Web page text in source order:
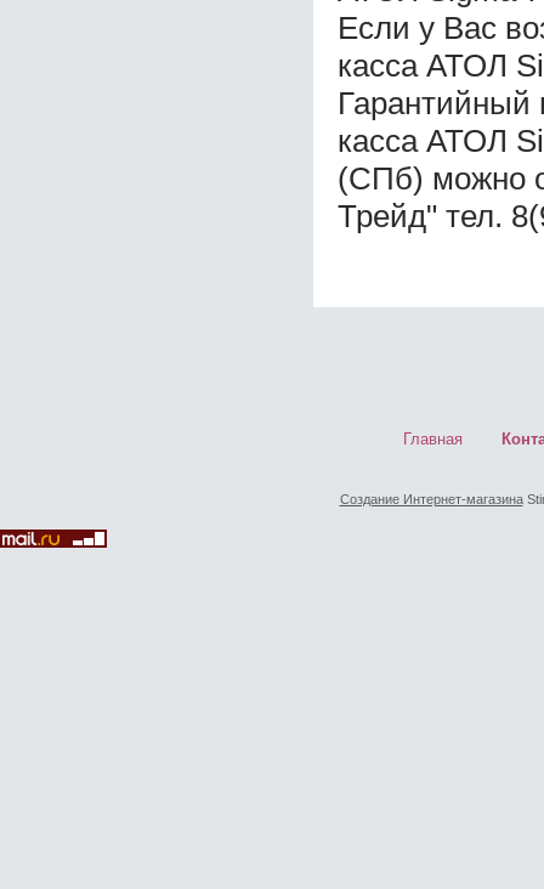
Если у Вас
касса АТОЛ
Гарантийный
касса АТОЛ
(СПб) можно
Трейд" тел.
Главная
Создание Интернет-магазина